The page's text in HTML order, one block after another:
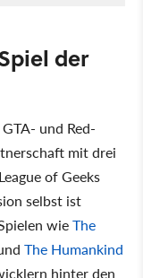
der
und Red-
mit drei
of Geeks
selbst ist
wieThe
The Humankind
hinter den